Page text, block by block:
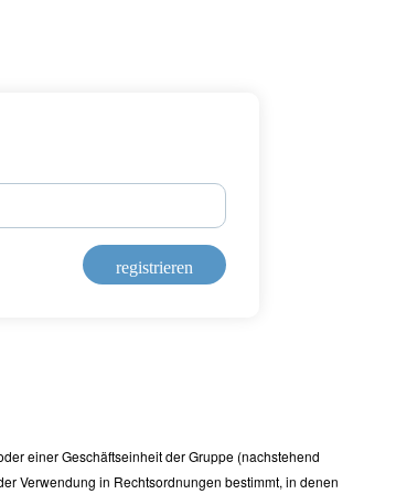
registrieren
einer Geschäftseinheit der Gruppe (nachstehend
Verwendung in Rechtsordnungen bestimmt, in denen